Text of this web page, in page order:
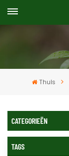
Thuis
CATEGORIEËN
TAGS